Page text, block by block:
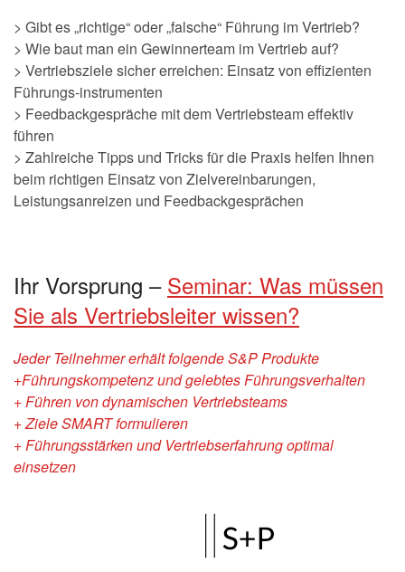
> Gibt es „richtige“ oder „falsche“ Führung im Vertrieb?
> Wie baut man ein Gewinnerteam im Vertrieb auf?
> Vertriebsziele sicher erreichen: Einsatz von effizienten
Führungs-instrumenten
> Feedbackgespräche mit dem Vertriebsteam effektiv
führen
> Zahlreiche Tipps und Tricks für die Praxis helfen Ihnen
beim richtigen Einsatz von Zielvereinbarungen,
Leistungsanreizen und Feedbackgesprächen
Ihr Vorsprung – Seminar: Was müssen
Sie als Vertriebsleiter wissen?
Jeder Teilnehmer erhält folgende S&P Produkte
+Führungskompetenz und gelebtes Führungsverhalten
+ Führen von dynamischen Vertriebsteams
+ Ziele SMART formulieren
+ Führungsstärken und Vertriebserfahrung optimal
einsetzen